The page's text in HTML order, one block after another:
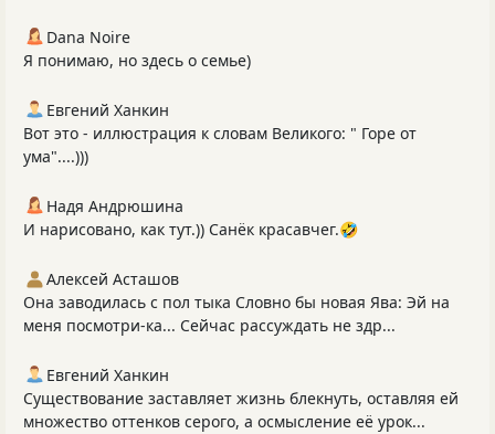
Dana Noire
Я понимаю, но здесь о семье)
Евгений Ханкин
Вот это - иллюстрация к словам Великого: " Горе от
ума"....)))
Надя Андрюшина
И нарисовано, как тут.)) Санёк красавчег.🤣
Алексей Асташов
Она заводилась с пол тыка Словно бы новая Ява: Эй на
меня посмотри-ка... Сейчас рассуждать не здр...
Евгений Ханкин
Существование заставляет жизнь блекнуть, оставляя ей
множество оттенков серого, а осмысление её урок...